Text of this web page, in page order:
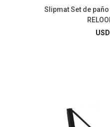
Slipmat Set de
USD